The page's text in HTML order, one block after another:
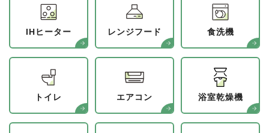
IHヒーター レンジフード 食洗機
トイレ エアコン 浴室乾燥機